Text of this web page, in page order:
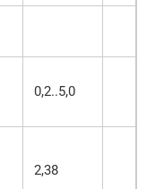
0,2..5,0
2,38